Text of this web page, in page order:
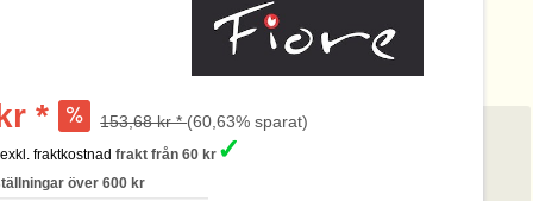
* 153,68 kr *(60,63% sparat)
exkl. fraktkostnad frakt från 60 kr ✓
över 600 kr